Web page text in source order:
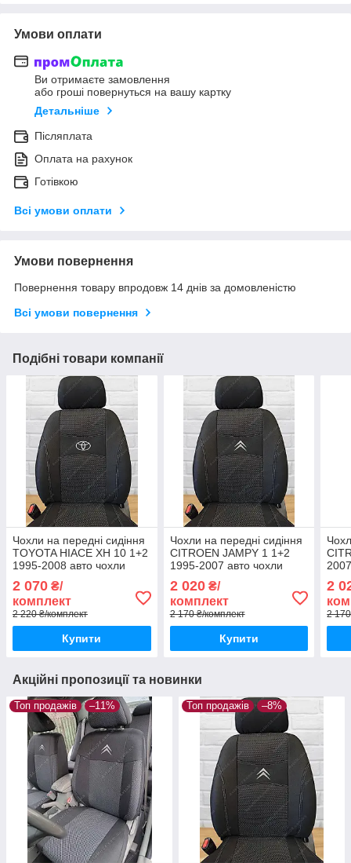
Умови оплати
Ви отримаєте замовлення
або гроші повернуться на вашу картку
Детальніше
Післяплата
Оплата на рахунок
Готівкою
Всі умови оплати
Умови повернення
Повернення товару впродовж 14 днів за домовленістю
Всі умови повернення
Подібні товари компанії
Чохли на передні сидіння
TOYOTA HIACE XH 10 1+2
1995-2008 авто чохли
2 070 ₴/
комплект
2 220 ₴/комплект
Купити
Чохли на передні сидіння
CITROEN JAMPY 1 1+2
1995-2007 авто чохли
2 020₴/
комплект
2 170 ₴/комплект
Купити
2
2
Акційні пропозиції та новинки
Топ продажів –11% Топ продажів –8%